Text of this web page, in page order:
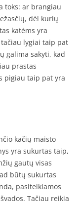
toks: ar brangiau
dėl kurių
katėms yra
lygiai taip pat
galima sakyti, kad
prastas
pigiau taip pat yra
kačių maisto
yra sukurtas taip,
gautų visas
būtų sukurtas
pasitelkiamos
Tačiau reikia